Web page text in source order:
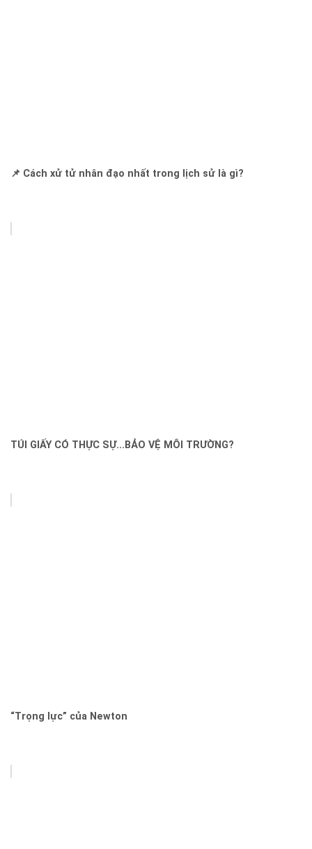
📌 Cách xử tử nhân đạo nhất trong lịch sử là gì?
TÚI GIẤY CÓ THỰC SỰ...BẢO VỆ MÔI TRƯỜNG?
“Trọng lực” của Newton